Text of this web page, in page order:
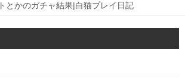
とかのガチャ結果|白猫プレイ日記